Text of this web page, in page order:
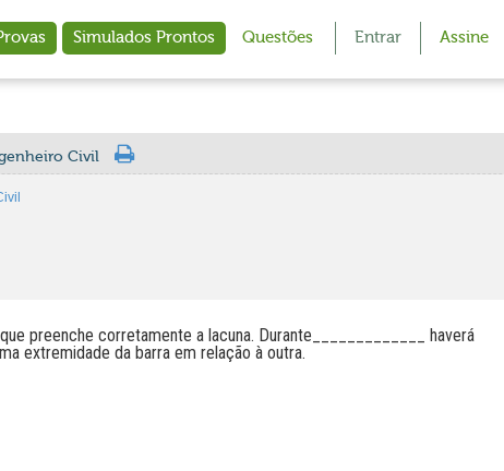
Simulados Prontos Questões Entrar Assine
Civil
preenche corretamente a lacuna. Durante_____________ haverá
extremidade da barra em relação à outra.